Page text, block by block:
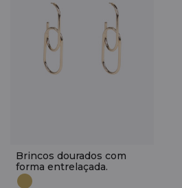
Brincos dourados com
forma entrelaçada.